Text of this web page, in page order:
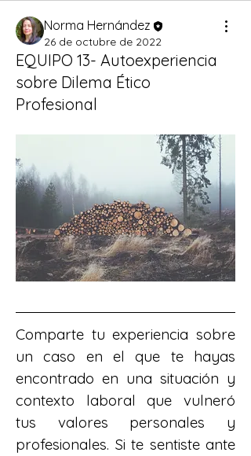
Norma Hernández
26 de octubre de 2022
EQUIPO 13- Autoexperiencia
sobre Dilema Ético
Profesional
Comparte tu experiencia sobre
un caso en el que te hayas
encontrado en una situación y
contexto laboral que vulneró
tus valores personales y
profesionales. Si te sentiste ante